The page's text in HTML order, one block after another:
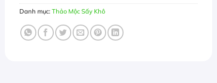
Danh mục:Thảo Mộc Sấy Khô